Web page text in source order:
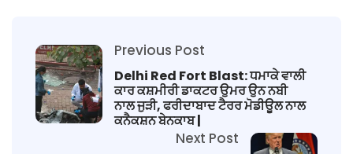
Previous Post
Delhi Red Fort Blast: ਧਮਾਕੇ ਵਾਲੀ
ਕਾਰ ਕਸ਼ਮੀਰੀ ਡਾਕਟਰ ਉਮਰ ਉਨ ਨਬੀ
ਨਾਲ ਜੁੜੀ, ਫਰੀਦਾਬਾਦ ਟੈਰਰ ਮੋਡੀਊਲ ਨਾਲ
ਕਨੈਕਸ਼ਨ ਬੇਨਕਾਬ |
Next Post